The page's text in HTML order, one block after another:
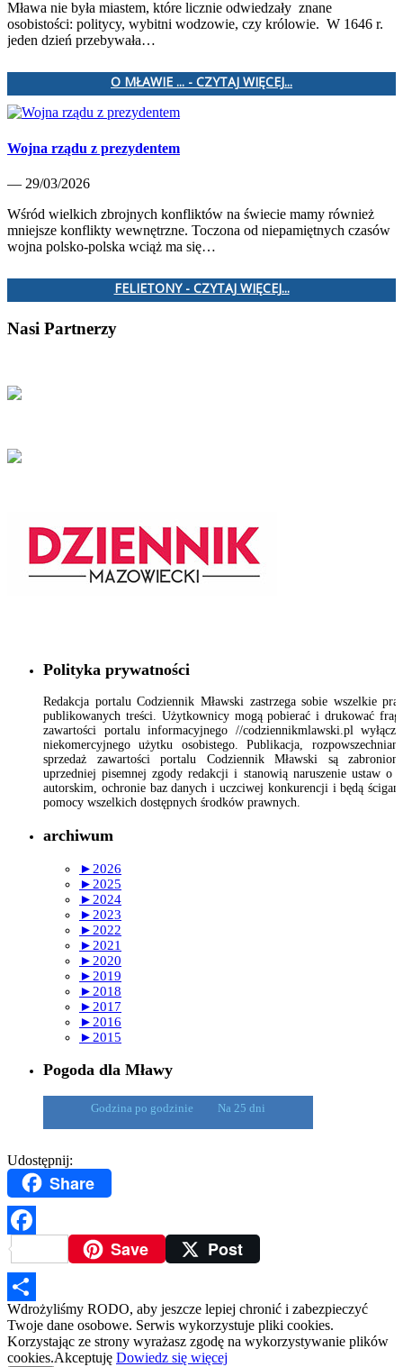
Mława nie była miastem, które licznie odwiedzały znane
osobistości: politycy, wybitni wodzowie, czy królowie. W 1646 r.
jeden dzień przebywała…
O MŁAWIE ... - CZYTAJ WIĘCEJ...
Wojna rządu z prezydentem
— 29/03/2026
Wśród wielkich zbrojnych konfliktów na świecie mamy również
mniejsze konflikty wewnętrzne. Toczona od niepamiętnych czasów
wojna polsko-polska wciąż ma się…
FELIETONY - CZYTAJ WIĘCEJ...
Nasi Partnerzy
Polityka prywatności
Redakcja portalu Codziennik Mławski zastrzega sobie wszelkie
publikowanych treści. Użytkownicy mogą pobierać i drukować
zawartości portalu informacyjnego //codziennikmlawski.pl
niekomercyjnego użytku osobistego. Publikacja,
sprzedaż zawartości portalu Codziennik Mławski są
uprzedniej pisemnej zgody redakcji i stanowią naruszenie ustaw o
autorskim, ochronie baz danych i uczciwej konkurencji i będą
pomocy wszelkich dostępnych środków prawnych.
archiwum
► 2026
► 2025
► 2024
► 2023
► 2022
► 2021
► 2020
► 2019
► 2018
► 2017
► 2016
► 2015
Pogoda dla Mławy
Godzina po godzinie Na 25 dni
Udostępnij:
Share
FacebookSave Post
Podziel
się
Wdrożyliśmy RODO, aby jeszcze lepiej chronić i zabezpieczyć
Twoje dane osobowe. Serwis wykorzystuje pliki cookies.
Korzystając ze strony wyrażasz zgodę na wykorzystywanie plików
cookies.Akceptuję Dowiedz się więcej